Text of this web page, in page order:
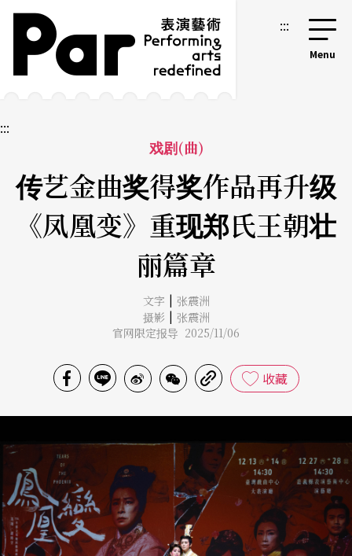
跳到主要内容区块
网站导览 :::
:::
戏剧(曲)
传艺金曲奖得奖作品再升级
《凤凰变》重现郑氏王朝壮
丽篇章
文字 | 张震洲
摄影 | 张震洲
官网限定报导 2025/11/06
收藏